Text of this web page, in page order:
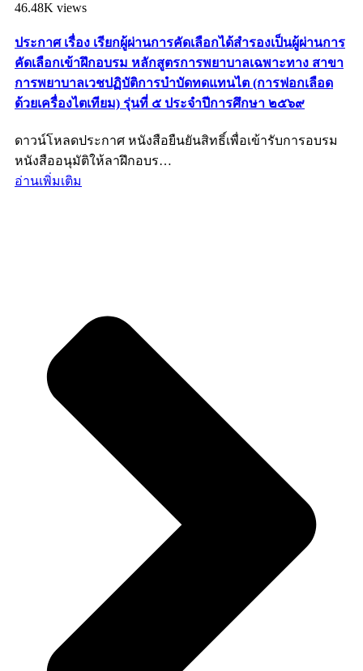
46.48K views
ประกาศ เรื่อง เรียกผู้ผ่านการคัดเลือกได้สำรองเป็นผู้ผ่านการ
คัดเลือกเข้าฝึกอบรม หลักสูตรการพยาบาลเฉพาะทาง สาขา
การพยาบาลเวชปฏิบัติการบำบัดทดแทนไต (การฟอกเลือด
ด้วยเครื่องไตเทียม) รุ่นที่ ๕ ประจำปีการศึกษา ๒๕๖๙
ดาวน์โหลดประกาศ หนังสือยืนยันสิทธิ์เพื่อเข้ารับการอบรม
หนังสืออนุมัติให้ลาฝึกอบร…
อ่านเพิ่มเติม